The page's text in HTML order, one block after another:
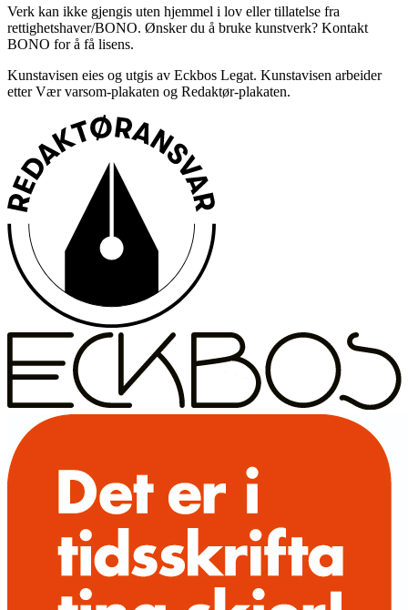
Verk kan ikke gjengis uten hjemmel i lov eller tillatelse fra
rettighetshaver/BONO. Ønsker du å bruke kunstverk? Kontakt
BONO for å få lisens.
Kunstavisen eies og utgis av Eckbos Legat. Kunstavisen arbeider
etter Vær varsom-plakaten og Redaktør-plakaten.